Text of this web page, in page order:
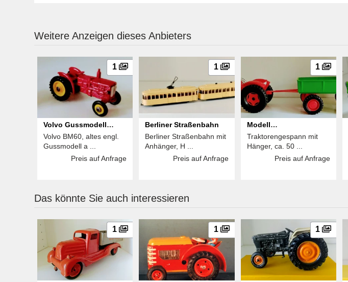
Weitere Anzeigen dieses Anbieters
1
Volvo Gussmodell
BM60
Volvo BM60, altes engl.
Gussmodell a ...
Preis auf Anfrage
1
Berliner Straßenbahn
Berliner Straßenbahn mit
Anhänger, H ...
Preis auf Anfrage
1
Modell
Traktorengespann mit
Hänger
Traktorengespann mit
Hänger, ca. 50 ...
Preis auf Anfrage
Das könnte Sie auch interessieren
1 1 1